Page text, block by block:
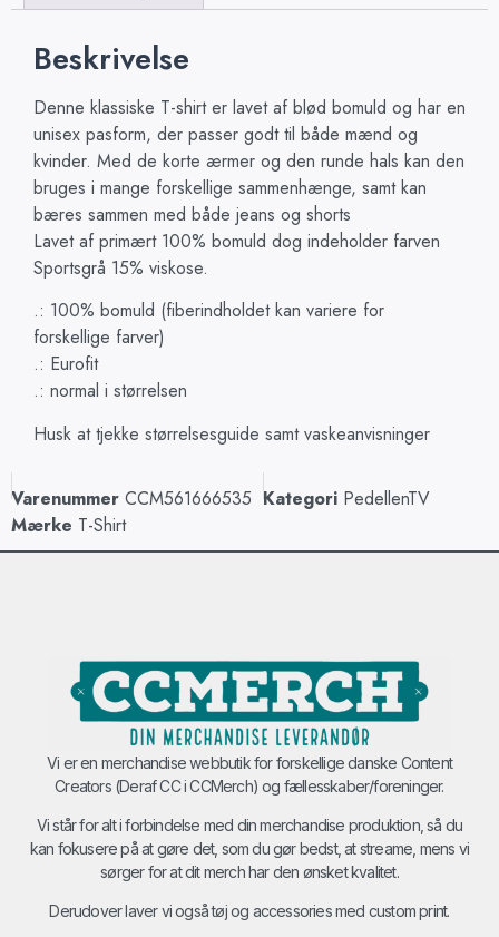
Beskrivelse
Denne klassiske T-shirt er lavet af blød bomuld og har en
unisex pasform, der passer godt til både mænd og
kvinder. Med de korte ærmer og den runde hals kan den
bruges i mange forskellige sammenhænge, samt kan
bæres sammen med både jeans og shorts
Lavet af primært 100% bomuld dog indeholder farven
Sportsgrå 15% viskose.
.: 100% bomuld (fiberindholdet kan variere for
forskellige farver)
.: Eurofit
.: normal i størrelsen
Husk at tjekke størrelsesguide samt vaskeanvisninger
Varenummer CCM561666535 Kategori PedellenTV
Mærke T-Shirt
Vi er en merchandise webbutik for forskellige danske Content
Creators (Deraf CC i CCMerch) og fællesskaber/foreninger.
Vi står for alt i forbindelse med din merchandise produktion, så du
kan fokusere på at gøre det, som du gør bedst, at streame, mens vi
sørger for at dit merch har den ønsket kvalitet.
Derudover laver vi også tøj og accessories med custom print.